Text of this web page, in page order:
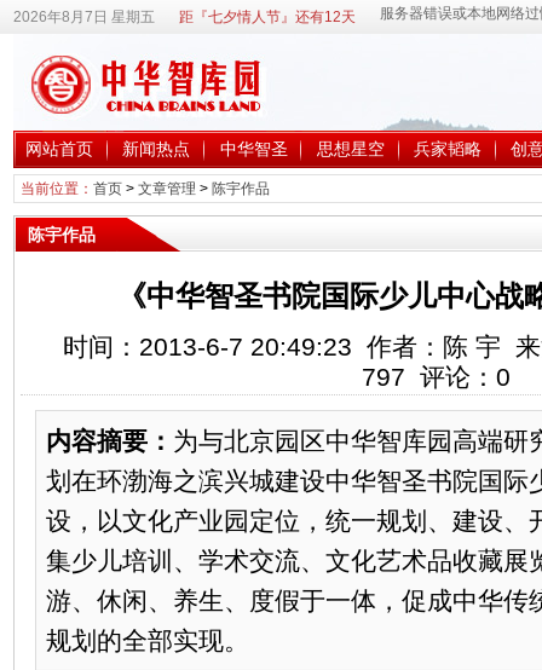
2026年8月7日 星期五 距『七夕情人节』还有12天
网站首页 新闻热点 中华智圣 思想星空 兵家韬略 创
当前位置： 首页> 文章管理 > 陈宇作品
陈宇作品
《中华智圣书院国际少儿中心战
时间：2013-6-7 20:49:23 作者：陈 宇
797 评论： 0
内容摘要： 为与北京园区中华智库园高端研
划在环渤海之滨兴城建设中华智圣书院国际
设，以文化产业园定位，统一规划、建设、
集少儿培训、学术交流、文化艺术品收藏展
游、休闲、养生、度假于一体，促成中华传
规划的全部实现。